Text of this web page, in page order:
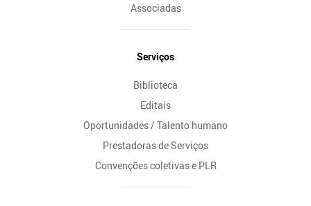
Associadas
Serviços
Biblioteca
Editais
Oportunidades / Talento humano
Prestadoras de Serviços
Convenções coletivas e PLR